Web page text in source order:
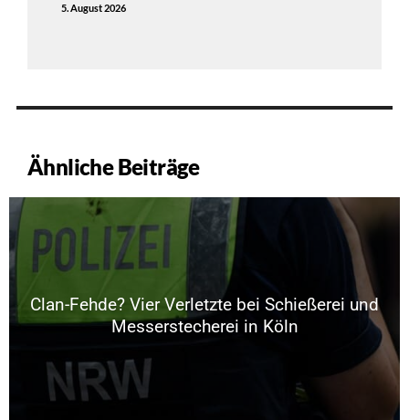
5. August 2026
Ähnliche Beiträge
Clan-Fehde? Vier Verletzte bei Schießerei und
Messerstecherei in Köln